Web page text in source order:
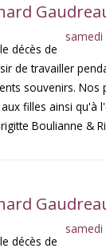
décès de
de travailler
souvenirs. Nos
filles ainsi qu'à
Boulianne &
décès de